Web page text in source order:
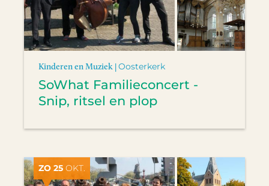
Kinderen en Muziek |Oosterkerk
SoWhat Familieconcert -
Snip, ritsel en plop
ZO 25 OKT.